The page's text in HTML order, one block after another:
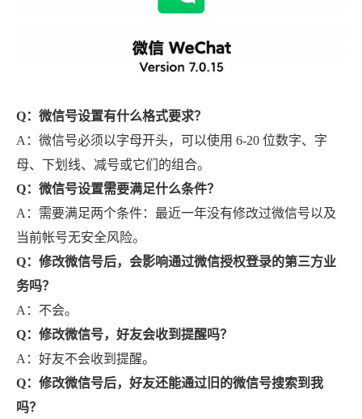
Q：微信号设置有什么格式要求？
A：微信号必须以字母开头，可以使用 6-20 位数字、字
母、下划线、减号或它们的组合。
Q：微信号设置需要满足什么条件？
A：需要满足两个条件：最近一年没有修改过微信号以及
当前帐号无安全风险。
Q：修改微信号后，会影响通过微信授权登录的第三方业
务吗？
A：不会。
Q：修改微信号，好友会收到提醒吗？
A：好友不会收到提醒。
Q：修改微信号后，好友还能通过旧的微信号搜索到我
吗？